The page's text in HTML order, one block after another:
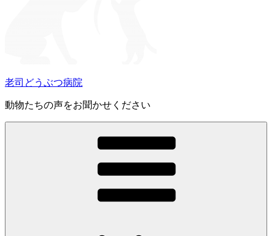
老司どうぶつ病院
動物たちの声をお聞かせください